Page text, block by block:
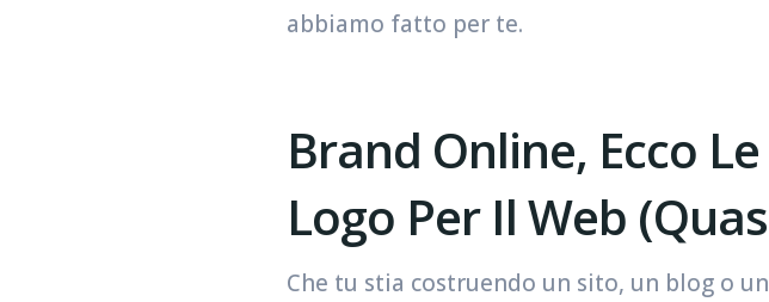
abbiamo fatto per te.
Brand Online, Ecco
Logo Per Il Web
Che tu stia costruendo un sito, un blog o